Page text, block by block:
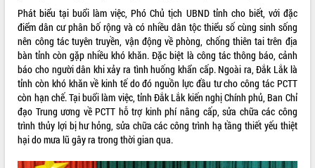
Lễ truy tặng danh hiệu “Bà Mẹ Việt
Nam Anh hùng” và trao Huân chương
Lao động
UBND tỉnh Đắk Lắk triển khai nhiệm
vụ 6 tháng cuối năm 2026
Kỳ họp thứ Hai, Hội đồng nhân dân
tỉnh khóa XI quyết nghị nhiều nội dung
quan trọng
Bí thư Tỉnh ủy Lương Nguyễn Minh
Triết thăm, tặng quà người có công với
cách mạng
ALBUM ẢNH
Phát biểu tại buổi làm việc, Phó Chủ tịch UBND tỉnh cho biết, với đặc
điểm dân cư phân bố rộng và có nhiều dân tộc thiểu số cùng sinh sống
nên công tác tuyên truyền, vận động về phòng, chống thiên tai trên địa
bàn tỉnh còn gặp nhiều khó khăn. Đặc biệt là công tác thông báo, cảnh
báo cho người dân khi xảy ra tình huống khẩn cấp. Ngoài ra, Đắk Lắk là
tỉnh còn khó khăn về kinh tế do đó nguồn lực đầu tư cho công tác PCTT
còn hạn chế. Tại buổi làm việc, tỉnh Đắk Lắk kiến nghị Chính phủ, Ban Chỉ
đạo Trung ương về PCTT hỗ trợ kinh phí nâng cấp, sửa chữa các công
trình thủy lợi bị hư hỏng, sửa chữa các công trình hạ tầng thiết yếu thiệt
hại do mưa lũ gây ra trong thời gian qua.